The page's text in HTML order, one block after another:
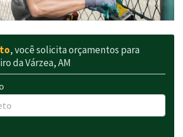
, você solicita orçamentos para
da Várzea, AM